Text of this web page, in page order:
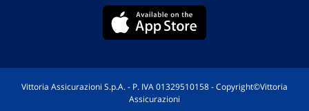
Vittoria Assicurazioni S.p.A. - P. IVA 01329510158 - Copyright©Vittoria
Assicurazioni